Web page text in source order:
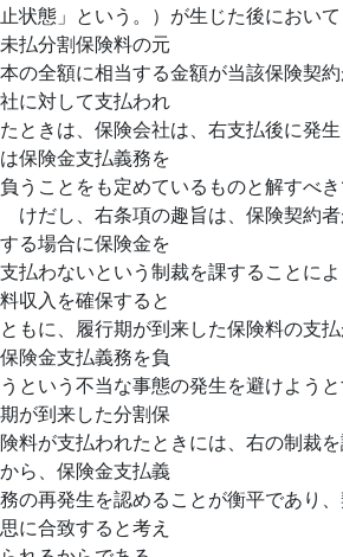
止状態」という。）が生じた後におい
未払分割保険料の元
本の全額に相当する金額が当該保険契
社に対して支払われ
たときは、保険会社は、右支払後に発
は保険金支払義務を
負うことをも定めているものと解すべき
けだし、右条項の趣旨は、保険契約
する場合に保険金を
支払わないという制裁を課することに
料収入を確保すると
ともに、履行期が到来した保険料の支
保険金支払義務を負
うという不当な事態の発生を避けよう
期が到来した分割保
険料が支払われたときには、右の制裁
から、保険金支払義
務の再発生を認めることが衡平であり
思に合致すると考え